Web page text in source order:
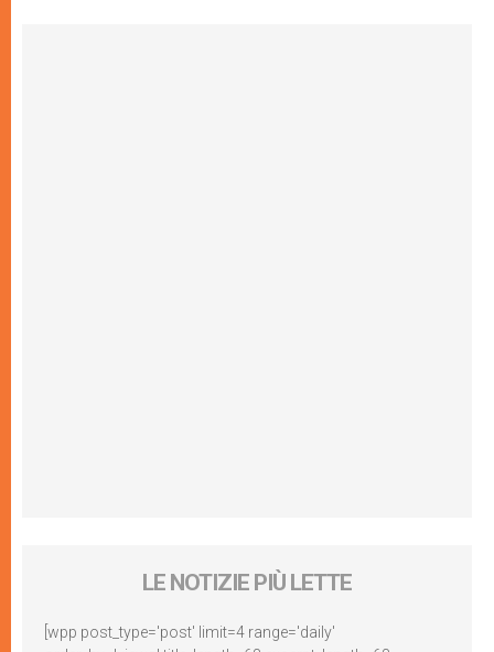
LE NOTIZIE PIÙ LETTE
[wpp post_type='post' limit=4 range='daily'